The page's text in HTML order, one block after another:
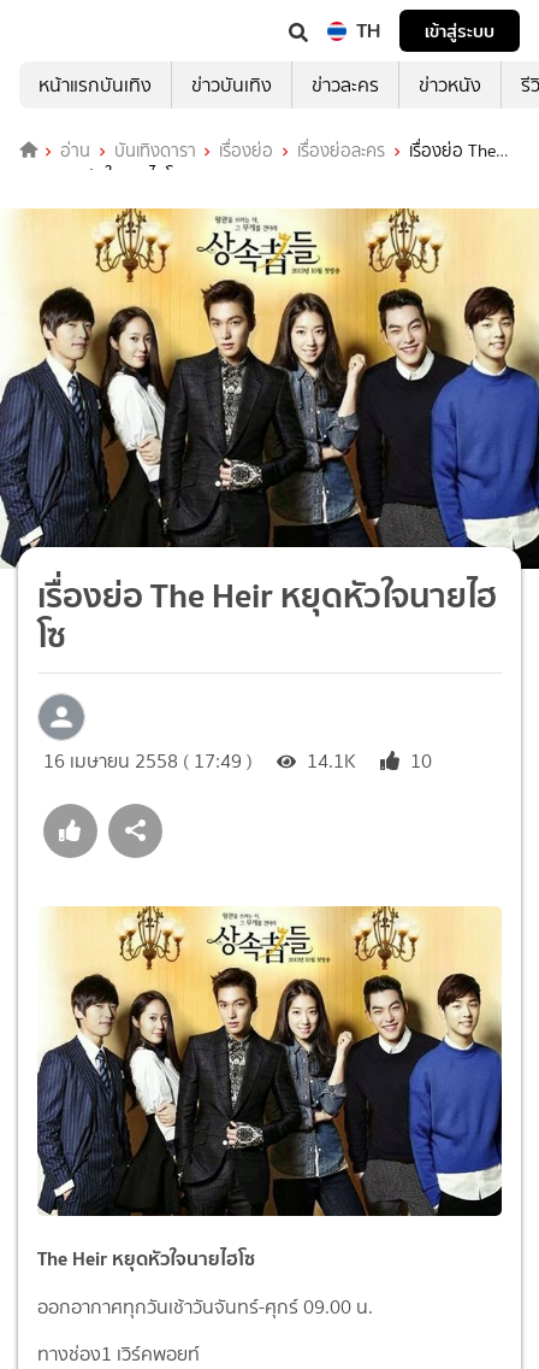
TH
เข้าสู่ระบบ
หน้าแรกบันเทิง
ข่าวบันเทิง ข่าวละคร ข่าวหนัง รี
อ่าน บันเทิงดารา เรื่องย่อ เรื่องย่อละคร
เรื่องย่อ The
Heir หยุดหัวใจนายไฮโซ
เรื่องย่อ The Heir หยุดหัวใจนายไฮ
โซ
16 เมษายน 2558 ( 17:49 ) 14.1K 10
The Heir หยุดหัวใจนายไฮโซ
ออกอากาศทุกวันเช้าวันจันทร์-ศุกร์ 09.00 น.
ทางช่อง1 เวิร์คพอยท์